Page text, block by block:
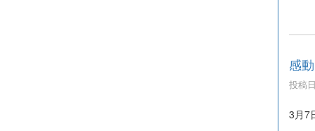
感
投稿
3月7